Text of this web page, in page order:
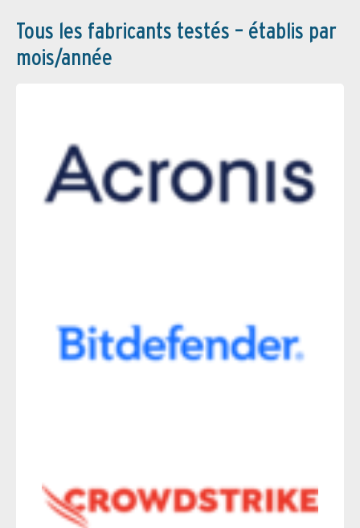
Tous les fabricants testés – établis par
mois/année